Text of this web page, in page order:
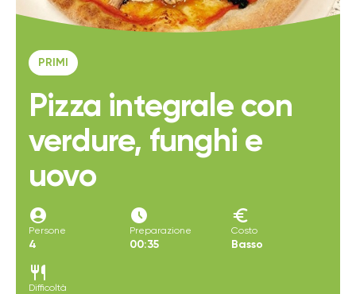
PRIMI
Pizza integrale con
verdure, funghi e
uovo
account_circle
Persone
4
access_time_filled
Preparazione
00:35
euro
Costo
Basso
restaurant
Difficoltà